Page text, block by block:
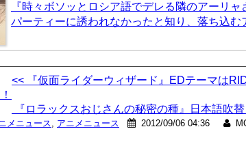
『時々ボソッとロシア語でデレる隣のアーリ
パーティーに誘われなかったと知り、落ち込む
<< 『仮面ライダーウィザード』EDテーマは
『ロラックスおじさんの秘密の種』日本語吹
メニュース, アニメニュース 2012/09/06 04:36